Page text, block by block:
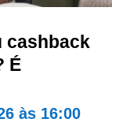
cashback
É
às 16:00